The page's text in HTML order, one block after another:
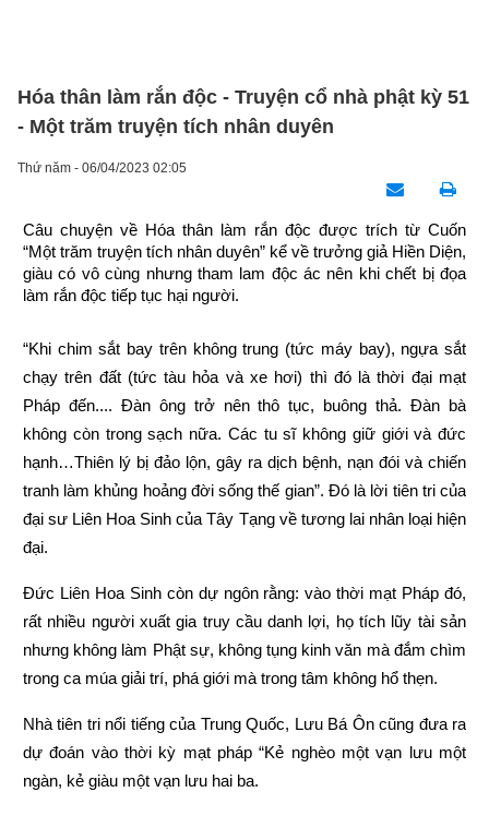
Hóa thân làm rắn độc - Truyện cổ nhà phật kỳ 51
- Một trăm truyện tích nhân duyên
Thứ năm - 06/04/2023 02:05
Câu chuyện về Hóa thân làm rắn độc được trích từ Cuốn
“Một trăm truyện tích nhân duyên” kể về trưởng giả Hiền Diện,
giàu có vô cùng nhưng tham lam độc ác nên khi chết bị đọa
làm rắn độc tiếp tục hại người.
“Khi chim sắt bay trên không trung (tức máy bay), ngựa sắt
chạy trên đất (tức tàu hỏa và xe hơi) thì đó là thời đại mạt
Pháp đến.... Đàn ông trở nên thô tục, buông thả. Đàn bà
không còn trong sạch nữa. Các tu sĩ không giữ giới và đức
hạnh…Thiên lý bị đảo lộn, gây ra dịch bệnh, nạn đói và chiến
tranh làm khủng hoảng đời sống thế gian”. Đó là lời tiên tri của
đại sư Liên Hoa Sinh của Tây Tạng về tương lai nhân loại hiện
đại.
Đức Liên Hoa Sinh còn dự ngôn rằng: vào thời mạt Pháp đó,
rất nhiều người xuất gia truy cầu danh lợi, họ tích lũy tài sản
nhưng không làm Phật sự, không tụng kinh văn mà đắm chìm
trong ca múa giải trí, phá giới mà trong tâm không hổ thẹn.
Nhà tiên tri nổi tiếng của Trung Quốc, Lưu Bá Ôn cũng đưa ra
dự đoán vào thời kỳ mạt pháp “Kẻ nghèo một vạn lưu một
ngàn, kẻ giàu một vạn lưu hai ba.